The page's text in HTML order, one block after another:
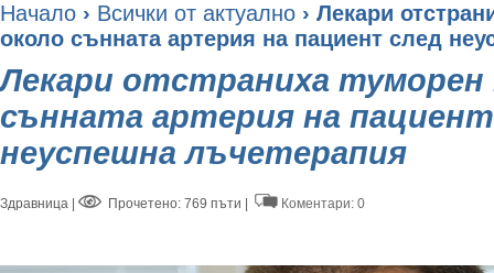
Начало › Всички от актуално › Лекари
около сънната артерия на пациeнт след
Лекари отстраниха
сънната артерия на
неуспешна лъчетерапия
Здравница Прочетено: 769 пъти | Коментари: 0